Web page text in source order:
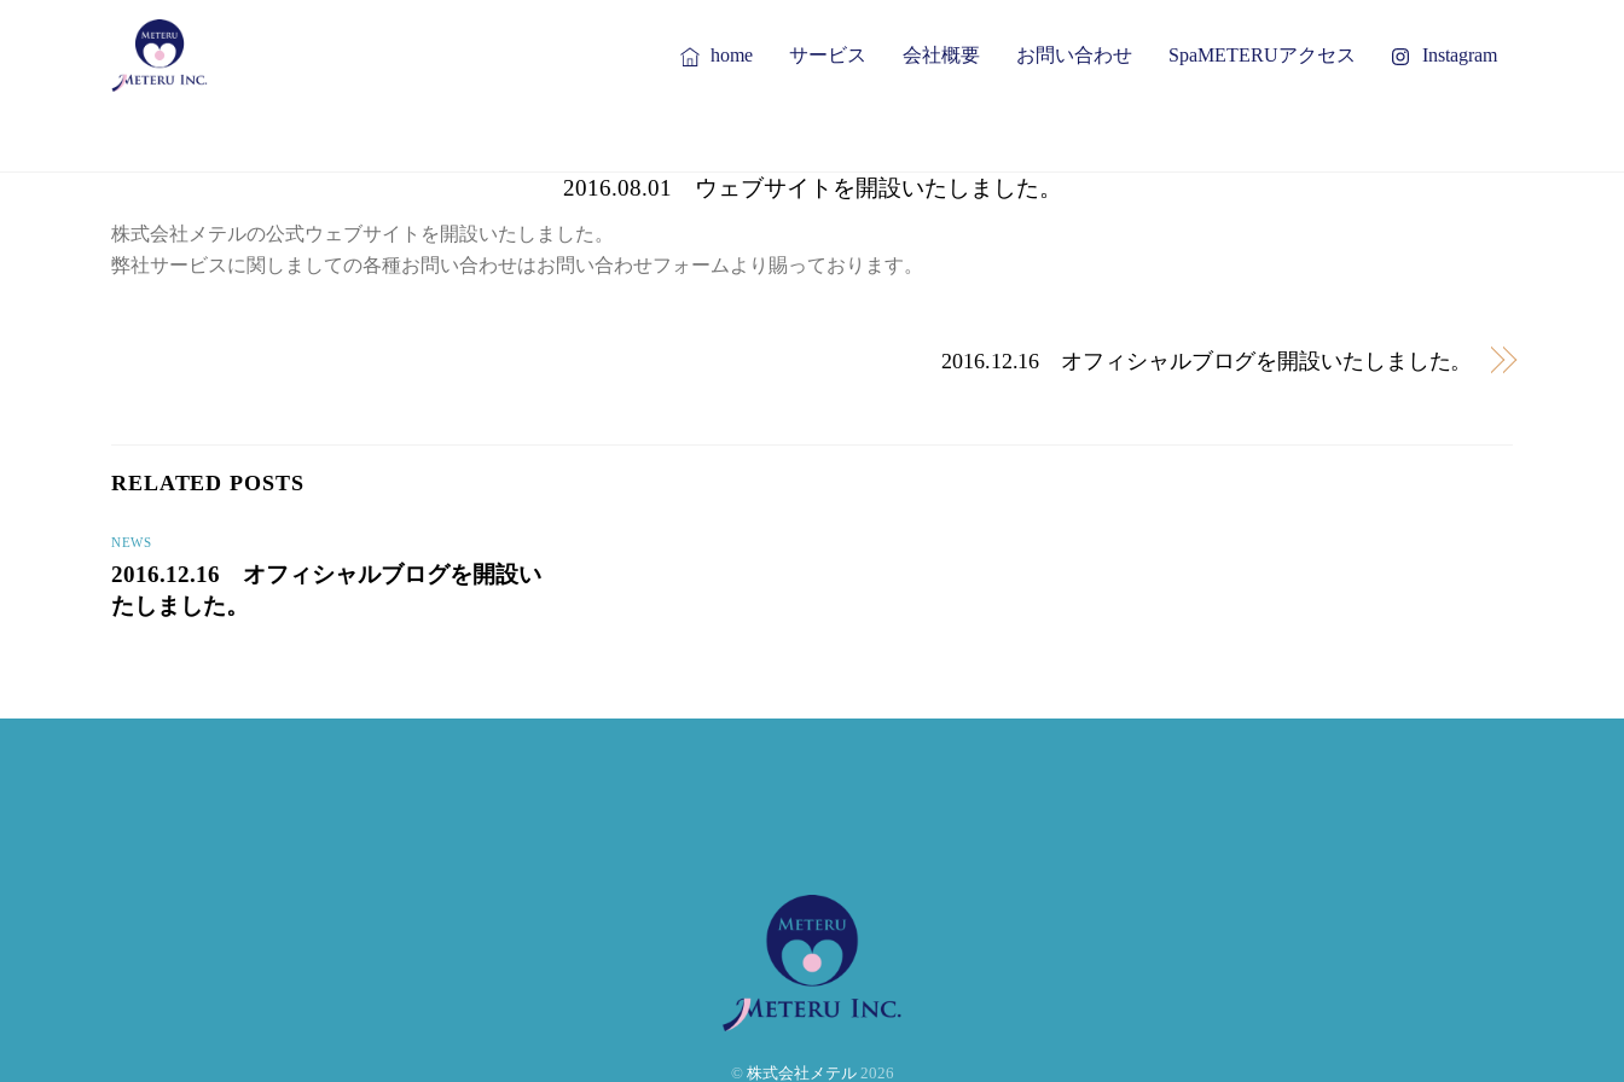
home サービス 会社概要 お問い合わせ SpaMETERUアクセス Instagram
2016.08.01 ウェブサイトを開設いたしました。
株式会社メテルの公式ウェブサイトを開設いたしました。
弊社サービスに関しましての各種お問い合わせはお問い合わせフォームより賜っております。
2016.12.16 オフィシャルブログを開設いたしました。
RELATED POSTS
NEWS
2016.12.16 オフィシャルブログを開設い
たしました。
© 株式会社メテル2026